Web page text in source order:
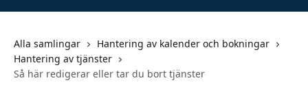
Alla samlingar
Hantering av kalender och bokningar
Hantering av tjänster
Så här redigerar eller tar du bort tjänster